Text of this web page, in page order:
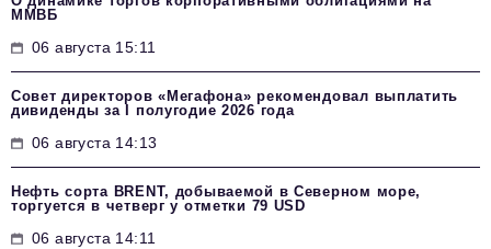
ММВБ
06 августа 15:11
Совет директоров «Мегафона» рекомендовал выплатить
дивиденды за I полугодие 2026 года
06 августа 14:13
Нефть сорта BRENT, добываемой в Северном море,
торгуется в четверг у отметки 79 USD
06 августа 14:11